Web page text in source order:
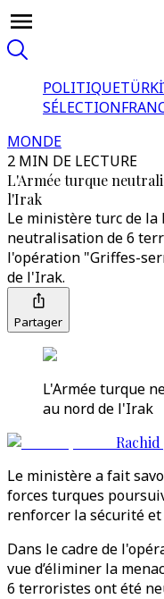
POLITIQUE
SÉLECTION
MONDE
2 MIN DE LECTURE
L'Armée turque
l'Irak
Le ministère turc de la
neutralisation de 6
l'opération "Griffes-
de l'Irak.
Partager
L'Armée turque
au nord de l'Irak
Le ministère a fait
forces turques
renforcer la sécurité
Dans le cadre de
vue d’éliminer la
6 terroristes ont été